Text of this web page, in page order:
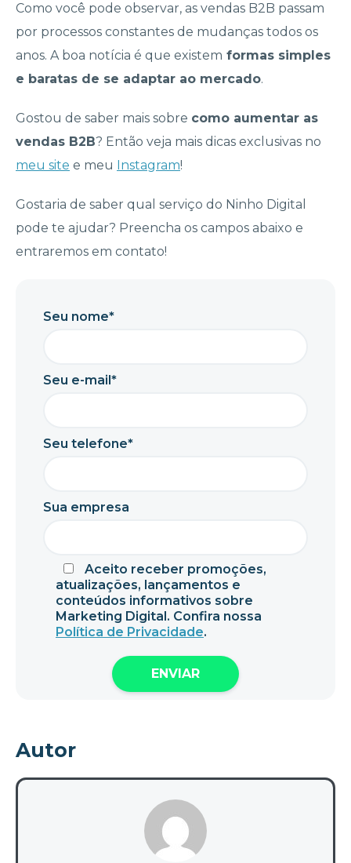
Como você pode observar, as vendas B2B passam
por processos constantes de mudanças todos os
anos. A boa notícia é que existem formas simples
e baratas de se adaptar ao mercado.
Gostou de saber mais sobre como aumentar as
vendas B2B? Então veja mais dicas exclusivas no
meu site e meu Instagram!
Gostaria de saber qual serviço do Ninho Digital
pode te ajudar? Preencha os campos abaixo e
entraremos em contato!
Seu nome*
Seu e-mail*
Seu telefone*
Sua empresa
Aceito receber promoções,
atualizações, lançamentos e
conteúdos informativos sobre
Marketing Digital. Confira nossa
Política de Privacidade.
Autor